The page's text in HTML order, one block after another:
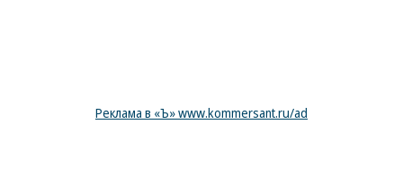
Реклама в «Ъ» www.kommersant.ru/ad